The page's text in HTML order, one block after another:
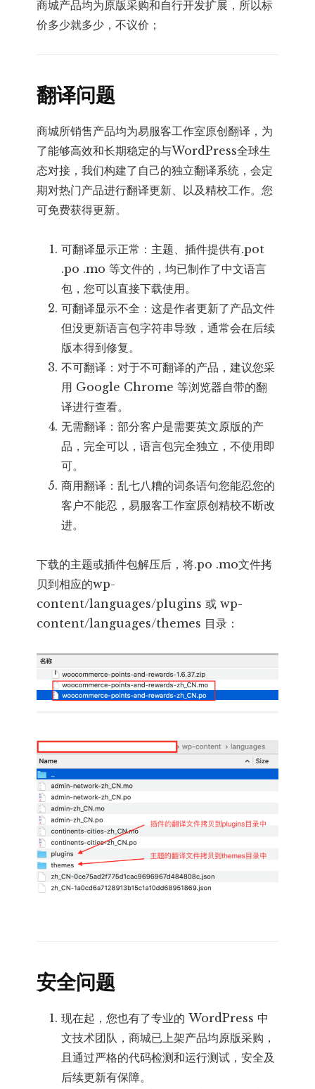
商城产品均为原版采购和自行开发扩展，所以标
价多少就多少，不议价；
翻译问题
商城所销售产品均为易服客工作室原创翻译，为
了能够高效和长期稳定的与WordPress全球生
态对接，我们构建了自己的独立翻译系统，会定
期对热门产品进行翻译更新、以及精校工作。您
可免费获得更新。
可翻译显示正常：主题、插件提供有.pot
.po .mo 等文件的，均已制作了中文语言
包，您可以直接下载使用。
可翻译显示不全：这是作者更新了产品文件
但没更新语言包字符串导致，通常会在后续
版本得到修复。
不可翻译：对于不可翻译的产品，建议您采
用 Google Chrome 等浏览器自带的翻
译进行查看。
无需翻译：部分客户是需要英文原版的产
品，完全可以，语言包完全独立，不使用即
可。
商用翻译：乱七八糟的词条语句您能忍您的
客户不能忍，易服客工作室原创精校不断改
进。
下载的主题或插件包解压后，将.po .mo文件拷
贝到相应的wp-
content/languages/plugins 或 wp-
content/languages/themes 目录：
安全问题
现在起，您也有了专业的 WordPress 中
文技术团队，商城已上架产品均原版采购，
且通过严格的代码检测和运行测试，安全及
后续更新有保障。